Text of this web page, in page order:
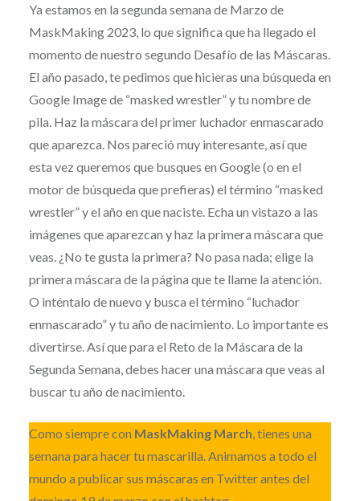
Ya estamos en la segunda semana de Marzo de
MaskMaking 2023, lo que significa que ha llegado el
momento de nuestro segundo Desafío de las Máscaras.
El año pasado, te pedimos que hicieras una búsqueda en
Google Image de “masked wrestler” y tu nombre de
pila. Haz la máscara del primer luchador enmascarado
que aparezca. Nos pareció muy interesante, así que
esta vez queremos que busques en Google (o en el
motor de búsqueda que prefieras) el término “masked
wrestler” y el año en que naciste. Echa un vistazo a las
imágenes que aparezcan y haz la primera máscara que
veas. ¿No te gusta la primera? No pasa nada; elige la
primera máscara de la página que te llame la atención.
O inténtalo de nuevo y busca el término “luchador
enmascarado” y tu año de nacimiento. Lo importante es
divertirse. Así que para el Reto de la Máscara de la
Segunda Semana, debes hacer una máscara que veas al
buscar tu año de nacimiento.
Como siempre con MaskMaking March, tienes una
semana para hacer tu mascarilla. Animamos a todo el
mundo a publicar sus máscaras en Twitter antes del